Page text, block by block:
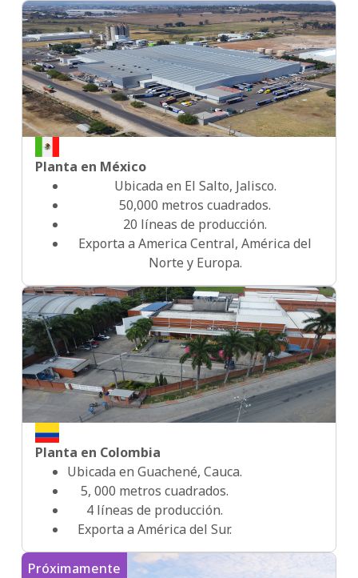
2007
2007
2010
2016
2017
2020
2022
2023
2024
Planta en México
Ubicada en El Salto, Jalisco.
50,000 metros cuadrados.
20 líneas de producción.
Exporta a America Central, América del
Norte y Europa.
Planta en Colombia
Ubicada en Guachené, Cauca.
5, 000 metros cuadrados.
4 líneas de producción.
Exporta a América del Sur.
Próximamente